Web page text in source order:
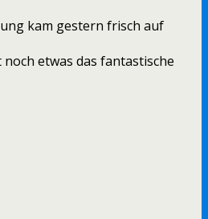
kam gestern frisch auf
etwas das fantastische